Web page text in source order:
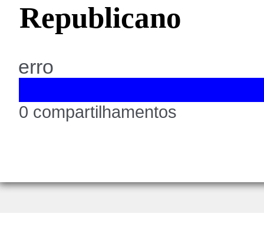
Republicano
erro
0 compartilhamentos